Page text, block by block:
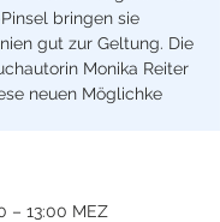
bringen sie
gut zur Geltung. Die
Monika Reiter
neuen Möglichke
– 13:00 MEZ